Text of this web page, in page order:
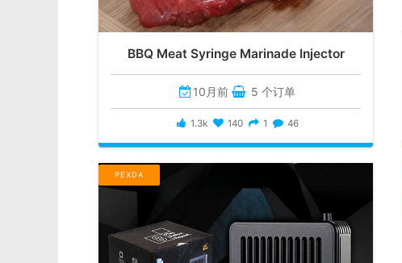
BBQ Meat Syringe Marinade Injector
10月前 5 个订单
1.3k 140 1 46
PEXDA